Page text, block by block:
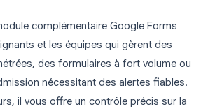
complémentaire Google Forms
et les équipes qui gèrent des
des formulaires à fort volume ou
nécessitant des alertes fiables.
il vous offre un contrôle précis sur la